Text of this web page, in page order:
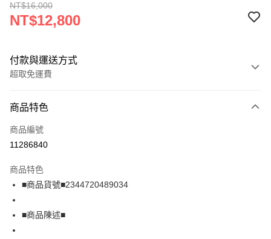
NT$16,000
NT$12,800
付款與運送方式
超取免運費
信用卡一次付款
超商取貨付款
Apple Pay
街口支付
商品特色
商品編號
11286840
商品特色
■商品貨號■2344720489034
■商品陳述■